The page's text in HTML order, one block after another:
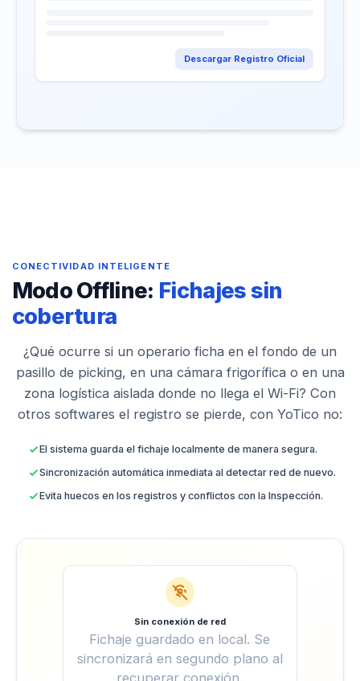
Descargar Registro Oficial
CONECTIVIDAD INTELIGENTE
Modo Offline: Fichajes sin
cobertura
¿Qué ocurre si un operario ficha en el fondo de un
pasillo de picking, en una cámara frigorífica o en una
zona logística aislada donde no llega el Wi-Fi? Con
otros softwares el registro se pierde, con YoTico no:
El sistema guarda el fichaje localmente de manera segura.
Sincronización automática inmediata al detectar red de nuevo.
Evita huecos en los registros y conflictos con la Inspección.
Sin conexión de red
Fichaje guardado en local. Se
sincronizará en segundo plano al